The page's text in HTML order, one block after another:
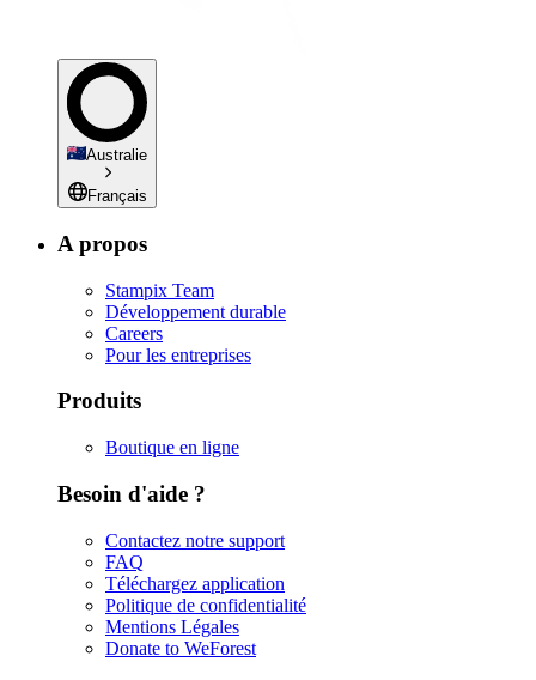
Australie
Français
A propos
Stampix Team
Développement durable
Careers
Pour les entreprises
Produits
Boutique en ligne
Besoin d'aide ?
Contactez notre support
FAQ
Téléchargez application
Politique de confidentialité
Mentions Légales
Donate to WeForest